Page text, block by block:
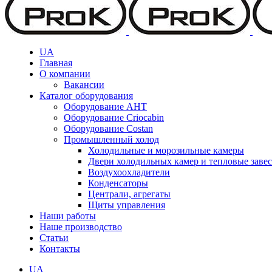
UA
Главная
О компании
Вакансии
Каталог оборудования
Оборудование AHT
Оборудование Criocabin
Оборудование Costan
Промышленный холод
Холодильные и морозильные камеры
Двери холодильных камер и тепловые
Воздухоохладители
Конденсаторы
Централи, агрегаты
Щиты управления
Наши работы
Наше производство
Статьи
Контакты
UA